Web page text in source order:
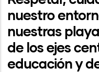
nuestro
nuestras
de los ejes
educación y